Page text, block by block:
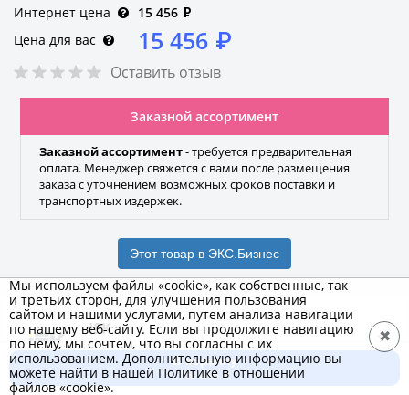
Интернет цена
15 456 ₽
Цена для вас
15 456 ₽
Оставить отзыв
Заказной ассортимент
Заказной ассортимент- требуется предварительная
оплата. Менеджер свяжется с вами после размещения
заказа с уточнением возможных сроков поставки и
транспортных издержек.
Этот товар в ЭКС.Бизнес
IEK
Бренд
В корзину
15 456 ₽
Мы используем файлы «cookie», как собственные, так
и третьих сторон, для улучшения пользования
сайтом и нашими услугами, путем анализа навигации
по нашему веб-сайту. Если вы продолжите навигацию
по нему, мы сочтем, что вы согласны с их
использованием. Дополнительную информацию вы
можете найти в нашей Политике в отношении
файлов «cookie».
✖